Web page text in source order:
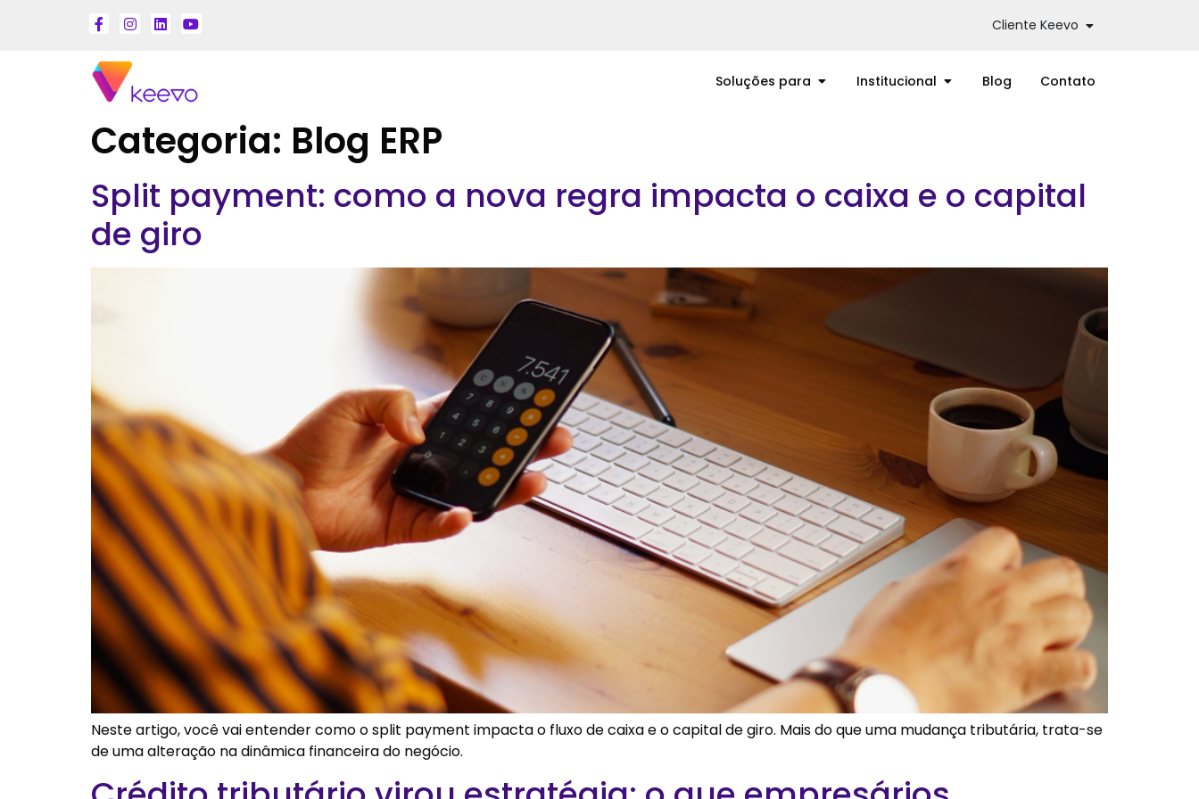
Cliente Keevo
Soluções para Institucional Blog Contato
Categoria: Blog ERP
Split payment: como a nova regra impacta o caixa e o capital
de giro
Neste artigo, você vai entender como o split payment impacta o fluxo de caixa e o capital de giro. Mais do que uma mudança tributária, trata-se
de uma alteração na dinâmica financeira do negócio.